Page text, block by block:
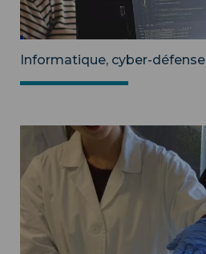
Informatique, cyber-défense